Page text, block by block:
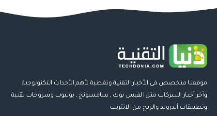
موقعنا متخصص فى الأخبار التقنية وتغطية لأهم الأحداث التكنولوجية
وأخر أخبار الشركات مثل الفيس بوك , سامسونج , يوتيوب وشروحات تقنية
وتطبيقات أندرويد والربح من الانترنت